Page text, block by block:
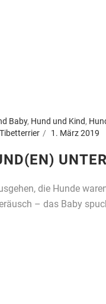
Baby, Hund und Kind,
Tibetterrier 1. März 2019
die Hunde
– das Baby